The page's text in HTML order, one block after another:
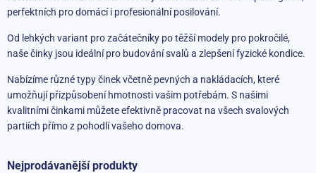
perfektních pro domácí i profesionální posilování.
Od lehkých variant pro začátečníky po těžší modely pro pokročilé,
naše činky jsou ideální pro budování svalů a zlepšení fyzické kondice.
Nabízíme různé typy činek včetně pevných a nakládacích, které
umožňují přizpůsobení hmotnosti vašim potřebám. S našimi
kvalitními činkami můžete efektivně pracovat na všech svalových
partiích přímo z pohodlí vašeho domova.
Nejprodávanější produkty